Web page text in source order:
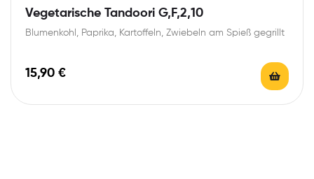
Vegetarische Tandoori G,F,2,10
Blumenkohl, Paprika, Kartoffeln, Zwiebeln am Spieß gegrillt
15,90 €